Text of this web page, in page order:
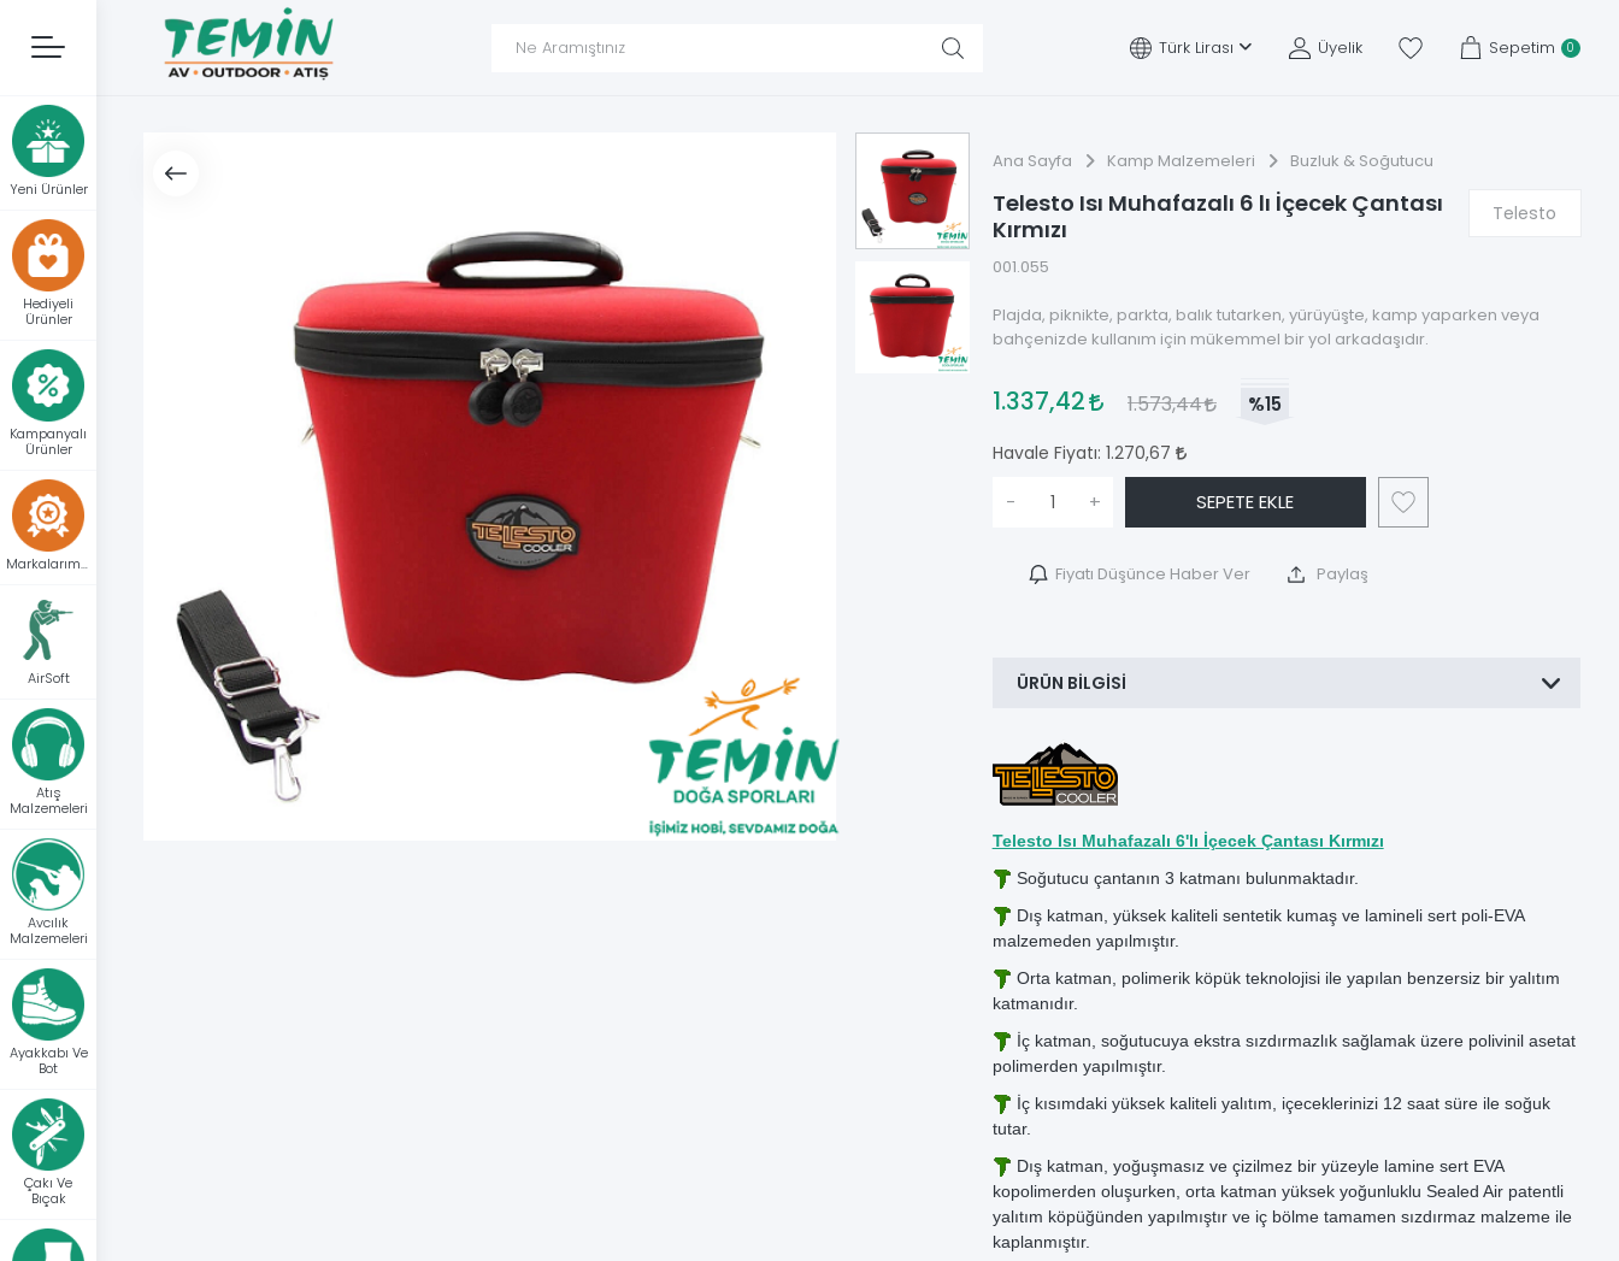
Türk Lirası Üyelik Sepetim 0
Yeni Ürünler
Hediyeli
Ürünler
Kampanyalı
Ürünler
AirSoft
Atış
Malzemeleri
Avcılık
Malzemeleri
Ayakkabı Ve
Bot
Çakı Ve
Bıçak
Ana Sayfa Kamp Malzemeleri Buzluk & Soğutucu
Telesto Isı Muhafazalı 6 lı İçecek Çantası
Kırmızı
001.055
Telesto
Plajda, piknikte, parkta, balık tutarken, yürüyüşte, kamp yaparken veya
bahçenizde kullanım için mükemmel bir yol arkadaşıdır.
1.337,42 1.573,44 %15
Havale Fiyatı: 1.270,67
- + SEPETE EKLE
Fiyatı Düşünce Haber Ver Paylaş
ÜRÜN BILGISI
Telesto Isı Muhafazalı 6'lı İçecek Çantası Kırmızı
Soğutucu çantanın 3 katmanı bulunmaktadır.
Dış katman, yüksek kaliteli sentetik kumaş ve lamineli sert poli-EVA
malzemeden yapılmıştır.
Orta katman, polimerik köpük teknolojisi ile yapılan benzersiz bir yalıtım
katmanıdır.
İç katman, soğutucuya ekstra sızdırmazlık sağlamak üzere polivinil asetat
polimerden yapılmıştır.
İç kısımdaki yüksek kaliteli yalıtım, içeceklerinizi 12 saat süre ile soğuk
tutar.
Dış katman, yoğuşmasız ve çizilmez bir yüzeyle lamine sert EVA
kopolimerden oluşurken, orta katman yüksek yoğunluklu Sealed Air patentli
yalıtım köpüğünden yapılmıştır ve iç bölme tamamen sızdırmaz malzeme ile
kaplanmıştır.